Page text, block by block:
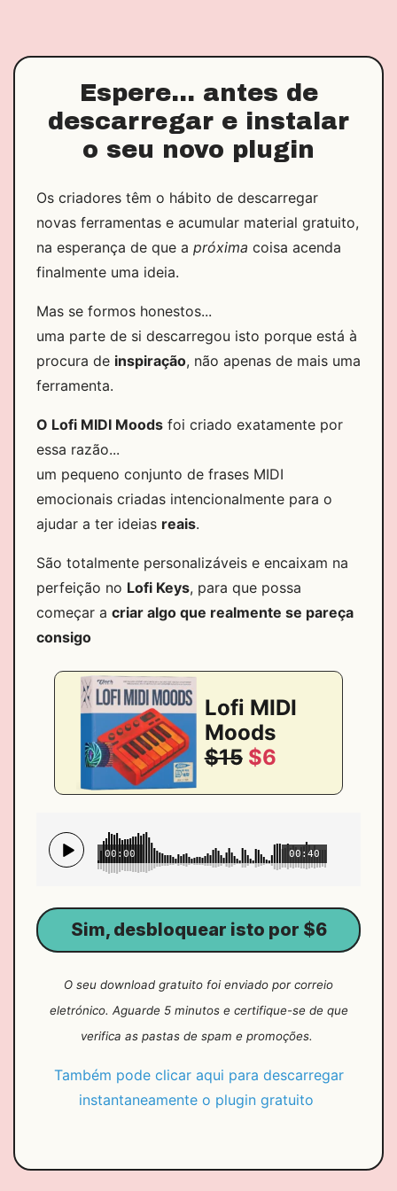
Espere... antes de
descarregar e instalar
o seu novo plugin
Os criadores têm o hábito de descarregar
novas ferramentas e acumular material gratuito,
na esperança de que a próxima coisa acenda
finalmente uma ideia.
Mas se formos honestos...
uma parte de si descarregou isto porque está à
procura de inspiração, não apenas de mais uma
ferramenta.
O Lofi MIDI Moods foi criado exatamente por
essa razão...
um pequeno conjunto de frases MIDI
emocionais criadas intencionalmente para o
ajudar a ter ideias reais.
São totalmente personalizáveis e encaixam na
perfeição no Lofi Keys, para que possa
começar a criar algo que realmente se pareça
consigo
Lofi MIDI
Moods
$15 $6
00:40
00:00
Sim, desbloquear isto por $6
O seu download gratuito foi enviado por correio
eletrónico. Aguarde 5 minutos e certifique-se de que
verifica as pastas de spam e promoções.
Também pode clicar aqui para descarregar
instantaneamente o plugin gratuito